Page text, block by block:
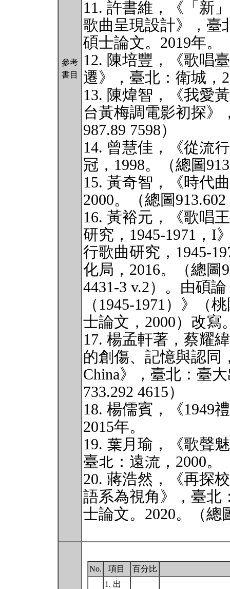
參考
書目
11. 許書維，《「新
歌曲呈現設計》，臺
碩士論文。2019年。
12. 陳培豐，《歌唱
遷》，臺北：衛城，
13. 陳煒智，《我愛
台黃梅調電影初探》
987.89 7598）
14. 曾慧佳，《從流
冠，1998。（總圖
15. 黃奇智，《時代
2000。（總圖
16. 黃裕元，《歌唱
研究，1945-1971，I
行歌曲研究，1945-
化局，2016。（總圖
4431-3 v.2）。由碩
（1945-1971）》（
士論文，2000）改寫
17. 楊孟軒著，蔡耀
的創傷、記憶與認同
China》，臺北：臺
733.292 4615）
18. 楊儒賓，《1949
2015年。
19. 葉月瑜，《歌聲
臺北：遠流，2000。
20. 蔣浩然，《再探
語系為視角》，臺北
士論文。2020。（總
No. 項目 百分比
1. 出